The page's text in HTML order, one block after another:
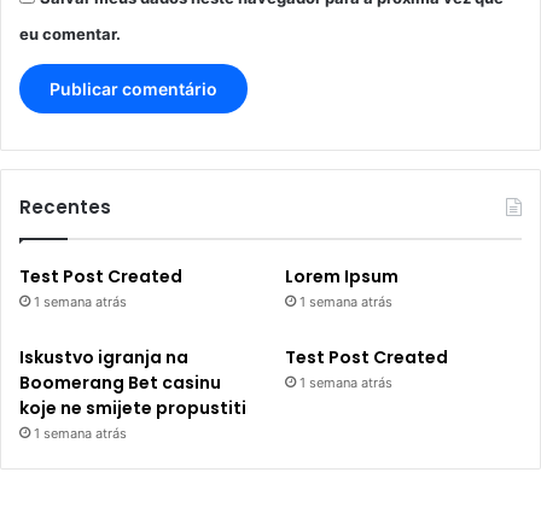
eu comentar.
Recentes
Test Post Created
1 semana atrás
Lorem Ipsum
1 semana atrás
Iskustvo igranja na
Boomerang Bet casinu
koje ne smijete propustiti
1 semana atrás
Test Post Created
1 semana atrás